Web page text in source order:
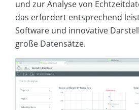
und zur Analyse von
das erfordert entsprechend
Software und innovative
große Datensätze.